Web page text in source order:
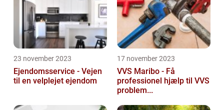
23 november 2023
Ejendomsservice - Vejen
til en velplejet ejendom
17 november 2023
VVS Maribo - Få
professionel hjælp til VVS
problem...